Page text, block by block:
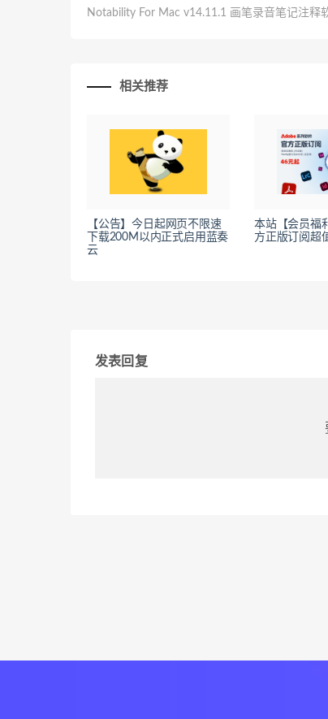
Notability For Mac v14.11.1 画笔录音笔记注释
相关推荐
【公告】今日起网页不限速
下载200M以内正式启用蓝奏
云
本站【会员福
方正版订阅超
发表回复